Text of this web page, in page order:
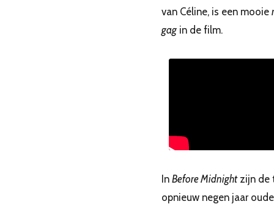
van Céline, is een mooie
gag in de film.
In Before Midnightzijn de
opnieuw negen jaar